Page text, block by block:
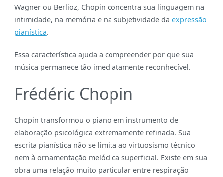
Wagner ou Berlioz, Chopin concentra sua linguagem na
intimidade, na memória e na subjetividade da expressão
pianística.
Essa característica ajuda a compreender por que sua
música permanece tão imediatamente reconhecível.
Frédéric Chopin
Chopin transformou o piano em instrumento de
elaboração psicológica extremamente refinada. Sua
escrita pianística não se limita ao virtuosismo técnico
nem à ornamentação melódica superficial. Existe em sua
obra uma relação muito particular entre respiração